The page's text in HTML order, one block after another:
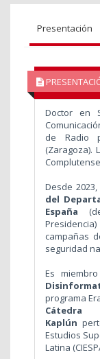
Presentación
Doctor en
de Radio
(Zaragoza).
Desde
del
España
campañas
seguridad
Es
programa
Cátedra
Kaplún
Estudios
Latina